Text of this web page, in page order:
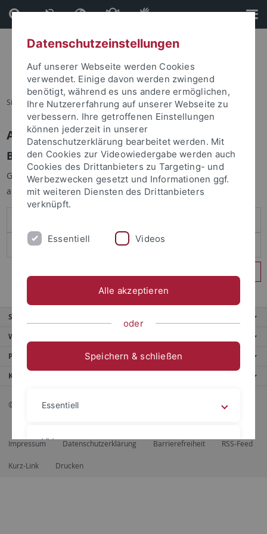
Direkt
zum
Inhalt
Direkt
zur
Fußleiste
Sie sind hier: Startseite
Anmelden
Benutzeranmeldung
Geben Sie Ihren Benutzernamen und Ihr Passwort an um sich
anzumelden:
Service
Weitere Angebote
Portale
Kontaktinfo
© 2026 Eberhard Karls Universität Tübingen, Tübingen
Impressum Datenschutzerklärung Barrierefreiheit RSS-Feed
Kurz-Link Drucken
Datenschutzeinstellungen
Auf unserer Webseite werden Cookies
verwendet. Einige davon werden zwingend
benötigt, während es uns andere ermöglichen,
Ihre Nutzererfahrung auf unserer Webseite zu
verbessern. Ihre getroffenen Einstellungen
können jederzeit in unserer
Datenschutzerklärung bearbeitet werden. Mit
den Cookies zur Videowiedergabe werden auch
Cookies des Drittanbieters zu Targeting- und
Werbezwecken gesetzt und Informationen ggf.
mit weiteren Diensten des Drittanbieters
verknüpft.
Essentiell Videos
Alle akzeptieren
oder
Speichern & schließen
Essentiell
Videos